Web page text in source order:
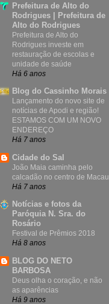
Prefeitura de Alto do
Rodrigues | Prefeitura de
Alto do Rodrigues
Prefeitura de Alto do
Rodrigues investe em
restauração de escolas e
unidade de saúde
Há 6 anos
Blog do Cassinho Morais
Lançamento do novo site de
notícias de Apodi e região!
ESTAMOS COM UM NOVO
ENDEREÇO
Há 7 anos
Cidade do Sal
João Maia caminha pelo
calcadão no centro de Macau
Há 7 anos
Notícias e fotos da
Paróquia N. Sra. do
Rosário
Festival de Prêmios 2018
Há 8 anos
BLOG DO NETO
BARBOSA
Deus olha o coração, e não
as aparências
Há 9 anos